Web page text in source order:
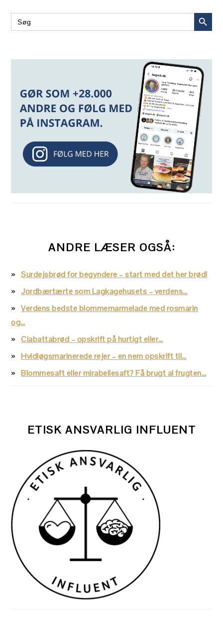
Search
for:
SEARCH
ANDRE LÆSER OGSÅ:
Surdejsbrød for begyndere – start med det her brød!
Jordbærtærte som Lagkagehusets – verdens…
Verdens bedste blommemarmelade med rosmarin
og…
Ciabattabrød – opskrift på hurtigt eller…
Hvidløgsmarinerede rejer – en nem opskrift til…
Blommesaft eller mirabellesaft? Få brugt al frugten…
ETISK ANSVARLIG INFLUENT